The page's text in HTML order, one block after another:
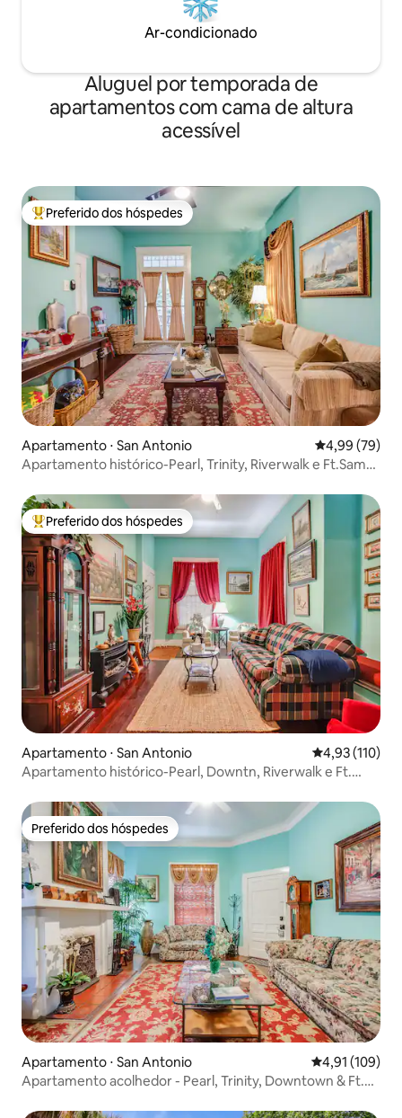
Ar-condicionado
Aluguel por temporada de
apartamentos com cama de altura
acessível
Entre os melhores preferidos dos hóspedes
Preferido dos hóspedes
Apartamento ⋅ San Antonio 4,99 de uma
4,99 (79)
Apartamento histórico-Pearl, Trinity, Riverwalk e Ft.Sam-
Entre os melhores preferidos dos hóspedes
Preferido dos hóspedes
Apartamento ⋅ San Antonio 4,93 de uma
4,93 (110)
Apartamento histórico-Pearl, Downtn, Riverwalk e Ft.
Preferido dos hóspedes
Preferido dos hóspedes
Apartamento ⋅ San Antonio 4,91 de uma
4,91 (109)
Apartamento acolhedor - Pearl, Trinity, Downtown & Ft.